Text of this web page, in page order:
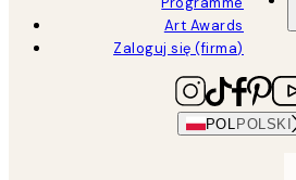
Art Awards
Zaloguj się (firma)
POL POLSKI